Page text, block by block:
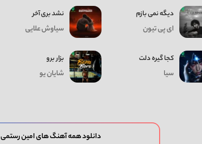
دیگه نمی بازم
ای پی تیون
نشد بری آخر
سیاوش علایی
کجا گیره دلت
سیا
بزار برو
شایان یو
دانلود همه آهنگ های امین رستمی